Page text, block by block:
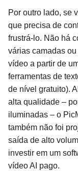
Por outro lado, se
que precisa de
frustrá-lo. Não há
várias camadas
vídeo a partir de
ferramentas de
de nível gratuito).
alta qualidade –
iluminadas – o
também não foi
saída de alto
investir em um
vídeo AI pago.